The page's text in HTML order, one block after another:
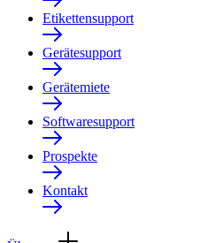
Etikettensupport
Gerätesupport
Gerätemiete
Softwaresupport
Prospekte
Kontakt